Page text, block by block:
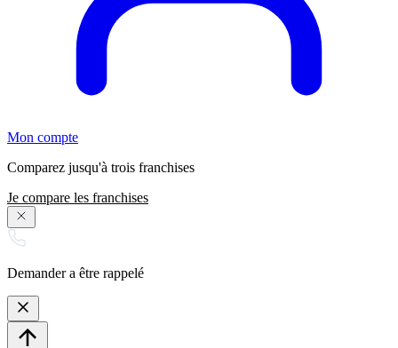
Mon compte
Comparez jusqu'à trois franchises
Je compare les franchises
Demander a être rappelé